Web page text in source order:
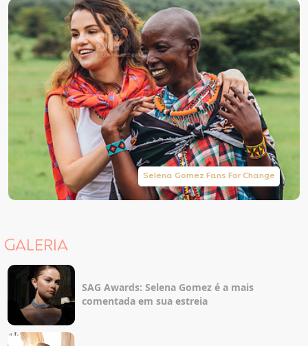
Selena Gomez Fans For Change
GALERIA
SAG Awards: Selena Gomez é a mais
comentada em sua estreia